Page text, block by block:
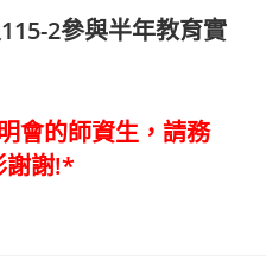
2參與半年教育實
會的師資生，請務
謝謝!*